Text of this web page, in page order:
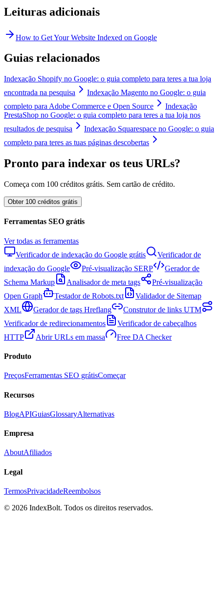
Leituras adicionais
How to Get Your Website Indexed on Google
Guias relacionados
Indexação Shopify no Google: o guia completo para teres a tua loja
encontrada na pesquisa
Indexação Magento no Google: o guia
completo para Adobe Commerce e Open Source
Indexação
PrestaShop no Google: o guia completo para teres a tua loja nos
resultados de pesquisa
Indexação Squarespace no Google: o guia
completo para teres as tuas páginas descobertas
Pronto para indexar os teus URLs?
Começa com 100 créditos grátis. Sem cartão de crédito.
Obter 100 créditos grátis
Ferramentas SEO grátis
Ver todas as ferramentas
Verificador de indexação do Google grátis
Verificador de
indexação do Google
Pré-visualização SERP
Gerador de
Schema Markup
Analisador de meta tags
Pré-visualização
Open Graph
Testador de Robots.txt
Validador de Sitemap
XML
Gerador de tags Hreflang
Construtor de links UTM
Verificador de redirecionamentos
Verificador de cabeçalhos
HTTP
Abrir URLs em massa Free DA Checker
Produto
PreçosFerramentas SEO grátisComeçar
Recursos
BlogAPIGuiasGlossaryAlternativas
Empresa
AboutAfiliados
Legal
TermosPrivacidadeReembolsos
© 2026 IndexBolt. Todos os direitos reservados.